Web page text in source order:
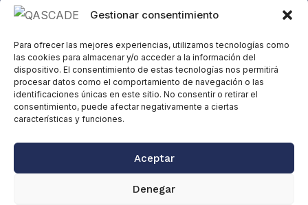
Gestionar consentimiento
Para ofrecer las mejores experiencias, utilizamos tecnologías como
las cookies para almacenar y/o acceder a la información del
dispositivo. El consentimiento de estas tecnologías nos permitirá
procesar datos como el comportamiento de navegación o las
identificaciones únicas en este sitio. No consentir o retirar el
consentimiento, puede afectar negativamente a ciertas
características y funciones.
Aceptar
Denegar
privacidad
Política de
cookies
Aviso legal
Web diseñada